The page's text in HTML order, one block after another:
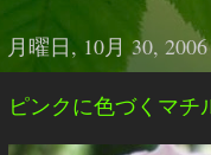
月曜日, 10月 30, 2006
ピンクに色づくマチ